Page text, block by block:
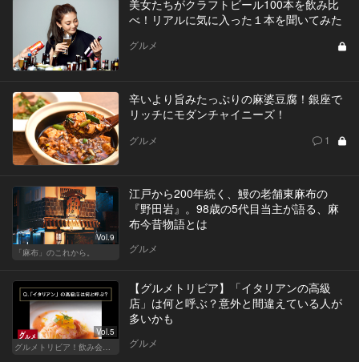
美女たちがクラフトビール100本を飲み比
べ！リアルに気に入った１本を聞いてみた
グルメ
辛いより旨みたっぷりの麻婆豆腐！銀座で
リッチにモダンチャイニーズ！
グルメ 1
Vol.9
「麻布」のこれから。
江戸から200年続く、鰻の老舗東麻布の
『野田岩』。98歳の5代目当主が語る、麻
布今昔物語とは
グルメ
Vol.5
【グルメトリビア】「イタリアンの高級
店」は何と呼ぶ？意外と間違えている人が
多いかも
グルメ